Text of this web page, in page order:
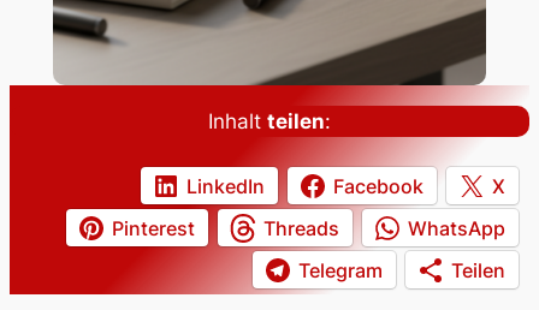
Inhalt teilen:
LinkedIn Facebook
X
Pinterest
Threads
WhatsApp
Telegram
Teilen